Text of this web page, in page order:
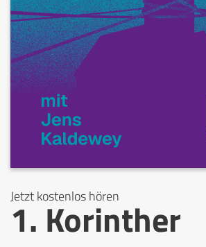
Jetzt kostenlos hören
1. Korinther